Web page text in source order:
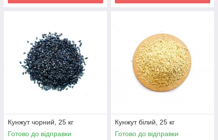
Кунжут чорний, 25 кг
Готово до відправки
Кунжут білий, 25 кг
Готово до відправки